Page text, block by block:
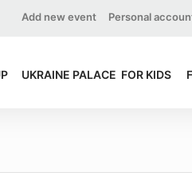
Personal
Add new event
UKRAINE PALACE FOR KIDS